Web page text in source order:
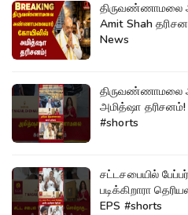
திருவண்ணாமலை
Amit Shah தரிசனம்! |
News
திருவண்ணாமலை
அமித்ஷா தரிசனம்! | Modi |
#shorts
சட்டசபையில்
படிக்கிறாரா
EPS #shorts